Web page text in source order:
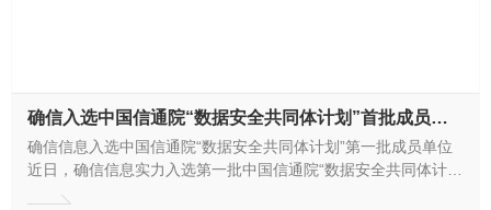
确信入选中国信通院“数据安全共同体计划”首批成员单位
确信信息入选中国信通院“数据安全共同体计划”第一批成员单位
近日，确信信息实力入选第一批中国信通院“数据安全共同体计划
（DSC）”成员单位！ 随着数据安全法律法规的相继出台和标准